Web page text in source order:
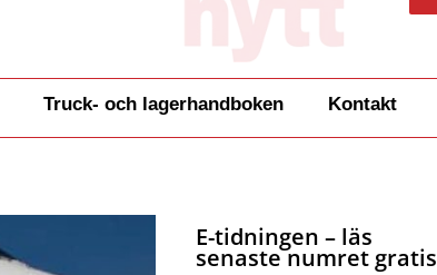
Truck- och lagerhandboken Kontakt
E-tidningen – läs
senaste numret gratis